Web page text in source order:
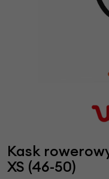
Kask
XS (46-50)